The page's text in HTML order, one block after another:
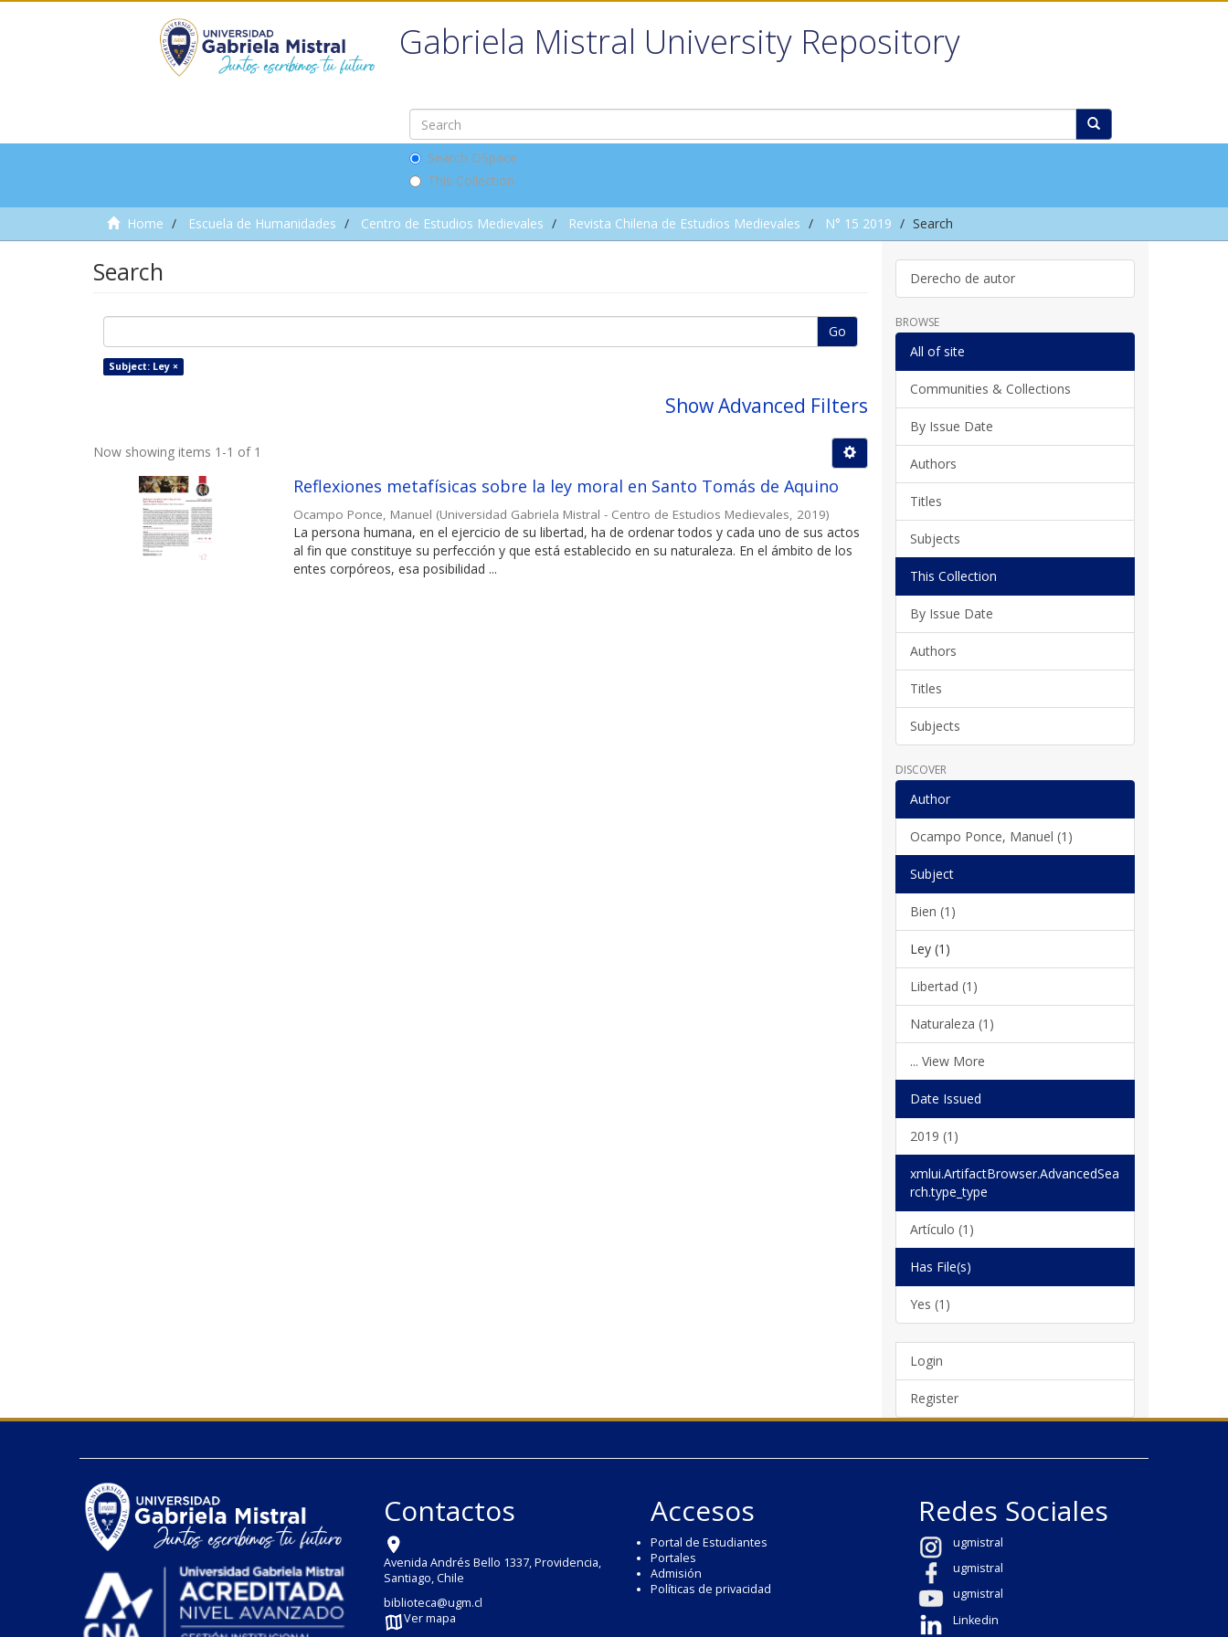
Gabriela Mistral University Repository
Search DSpace
This Collection
Home Escuela de Humanidades Centro de Estudios Medievales Revista Chilena de Estudios Medievales N° 15 2019 Search
Search
Go
Subject: Ley ×
Show Advanced Filters
Now showing items 1-1 of 1
Reflexiones metafísicas sobre la ley moral en Santo Tomás de Aquino
Ocampo Ponce, Manuel (Universidad Gabriela Mistral - Centro de Estudios Medievales 2019)
La persona humana, en el ejercicio de su libertad, ha de ordenar todos y cada uno de sus actos
al fin que constituye su perfección y que está establecido en su naturaleza. En el ámbito de los
entes corpóreos, esa posibilidad ...
Derecho de autor
BROWSE
All of site
Communities & Collections
By Issue Date
Authors
Titles
Subjects
This Collection
By Issue Date
Authors
Titles
Subjects
DISCOVER
Author
Ocampo Ponce, Manuel (1)
Subject
Bien (1)
Ley (1)
Libertad (1)
Naturaleza (1)
... View More
Date Issued
2019 (1)
xmlui.ArtifactBrowser.AdvancedSea
rch.type_type
Artículo (1)
Has File(s)
Yes (1)
Login
Register
Contactos
Avenida Andrés Bello 1337, Providencia,
Santiago, Chile
biblioteca@ugm.cl
Ver mapa
Accesos
Portal de Estudiantes
Portales
Admisión
Políticas de privacidad
Redes Sociales
ugmistral
ugmistral
ugmistral
Linkedin